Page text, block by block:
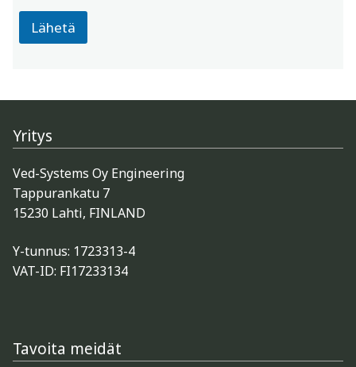
V
e
s
,
P
h
e
l
i
n
u
t
a
Lähetä
Yritys
Ved-Systems Oy Engineering
Tappurankatu 7
15230 Lahti, FINLAND
Y-tunnus: 1723313-4
VAT-ID: FI17233134
Tavoita meidät